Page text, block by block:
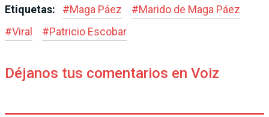
Etiquetas: #Maga Páez #Marido de Maga Páez
#Viral #Patricio Escobar
Déjanos tus comentarios en Voiz